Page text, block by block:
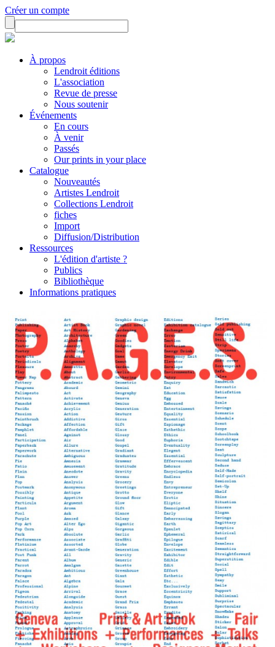
Créer un compte
À propos
Lendroit éditions
L'association
Revue de presse
Nous soutenir
Événements
En cours
À venir
Passés
Our prints in your place
Catalogue
Nouveautés
Artistes Lendroit
Collections Lendroit
fiches
Import
Diffusion/Distribution
Ressources
L'édition d'artiste ?
Publics
Bibliothèque
Informations pratiques